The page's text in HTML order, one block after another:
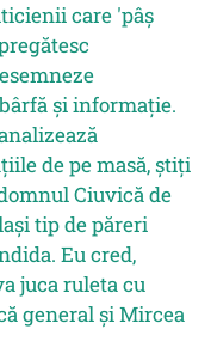
care 'pâș
și informație.
de pe masă, știți
Ciuvică de
tip de păreri
Eu cred,
juca ruleta cu
general și Mircea